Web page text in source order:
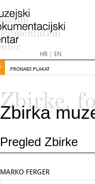
HR| EN
PRONAĐI PLAKAT
Zbirke,
Zbirka
Pregled Zbirke
MARKO FERGER